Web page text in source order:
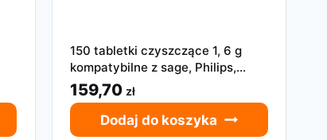
150 tabletki czyszczące 1, 6 g
kompatybilne z sage, Philips,
seaco, wmf
159,70 zł
Dodaj do koszyka